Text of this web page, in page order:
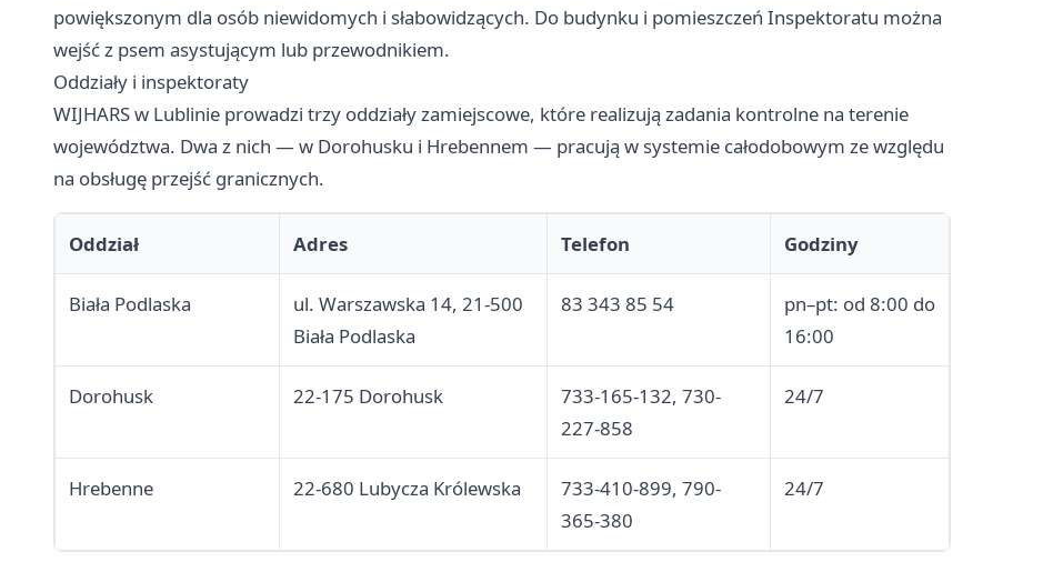
powiększonym dla osób niewidomych i słabowidzących. Do budynku i pomieszczeń Inspektoratu można
wejść z psem asystującym lub przewodnikiem.
Oddziały i inspektoraty
WIJHARS w Lublinie prowadzi trzy oddziały zamiejscowe, które realizują zadania kontrolne na terenie
województwa. Dwa z nich — w Dorohusku i Hrebennem — pracują w systemie całodobowym ze względu
na obsługę przejść granicznych.
Oddział Adres Telefon Godziny
Biała Podlaska
ul. Warszawska 14, 21-500
Biała Podlaska
83 343 85 54
pn–pt: od 8:00 do
16:00
Dorohusk 22-175 Dorohusk
733-165-132, 730-
227-858
24/7
Hrebenne 22-680 Lubycza Królewska
733-410-899, 790-
365-380
24/7